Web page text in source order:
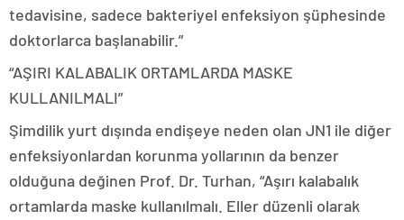
tedavisine, sadece bakteriyel enfeksiyon şüphesinde
doktorlarca başlanabilir.”
“AŞIRI KALABALIK ORTAMLARDA MASKE
KULLANILMALI”
Şimdilik yurt dışında endişeye neden olan JN1 ile diğer
enfeksiyonlardan korunma yollarının da benzer
olduğuna değinen Prof. Dr. Turhan, “Aşırı kalabalık
ortamlarda maske kullanılmalı. Eller düzenli olarak